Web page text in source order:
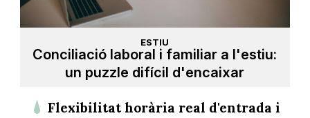
ESTIU
Conciliació laboral i familiar a l'estiu:
un puzzle difícil d'encaixar
Flexibilitat horària real d'entrada i